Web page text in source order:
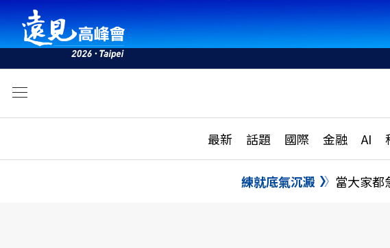
最新 話題 國際 金融 AI
活動
話題
國際
練就底氣沉澱 當大家都